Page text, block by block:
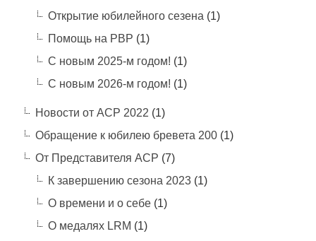
Открытие юбилейного сезена (1)
Помощь на РВР (1)
С новым 2025-м годом! (1)
С новым 2026-м годом! (1)
Новости от АСР 2022 (1)
Обращение к юбилею бревета 200(1)
От Представителя АСР (7)
К завершению сезона 2023(1)
О времени и о себе(1)
О медалях LRM (1)